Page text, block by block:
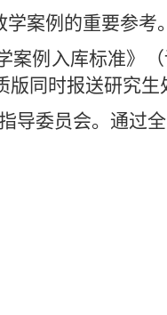
案例的重要参考。
例入库标准》
同时报送研究生
导委员会。通过